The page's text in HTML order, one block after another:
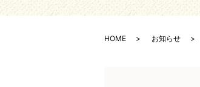
HOME お知らせ